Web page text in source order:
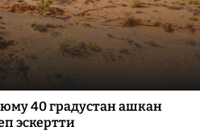
40 градустан ашкан
эскертти